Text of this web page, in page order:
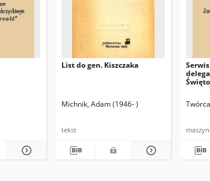
List do gen. Kiszczaka
Michnik, Adam (1946- )
tekst